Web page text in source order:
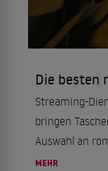
Die besten
Streaming-
bringen
Auswahl an
was sind die
MEHR